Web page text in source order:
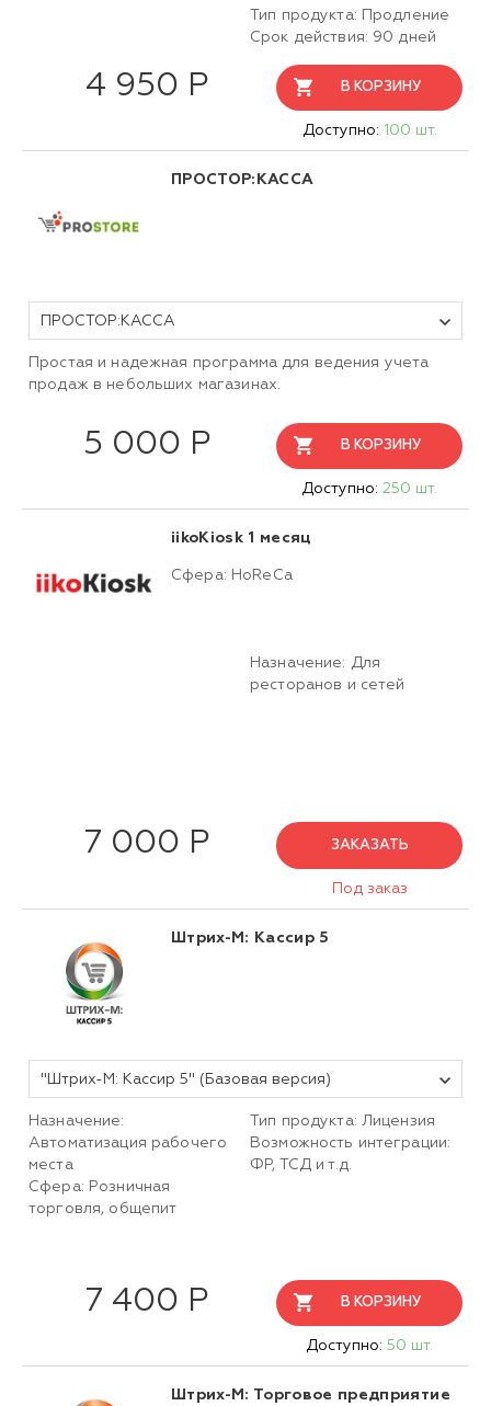
Тип продукта: Продление
Срок действия: 90 дней
4 950 Р В КОРЗИНУ
Доступно: 100 шт.
ПРОСТОР:КАССА
ПРОСТОР:КАССА
Простая и надежная программа для ведения учета
продаж в небольших магазинах.
5 000 Р В КОРЗИНУ
Доступно: 250 шт.
iikoKiosk 1 месяц
Сфера: HoReCa
Назначение: Для
ресторанов и сетей
7 000 Р ЗАКАЗАТЬ
Под заказ
Штрих-М: Кассир 5
"Штрих-М: Кассир 5" (Базовая версия)
Назначение:
Автоматизация рабочего
места
Сфера: Розничная
торговля, общепит
Тип продукта: Лицензия
Возможность интеграции:
ФР, ТСД и т.д.
7 400 Р В КОРЗИНУ
Доступно: 50 шт.
Штрих-М: Торговое предприятие